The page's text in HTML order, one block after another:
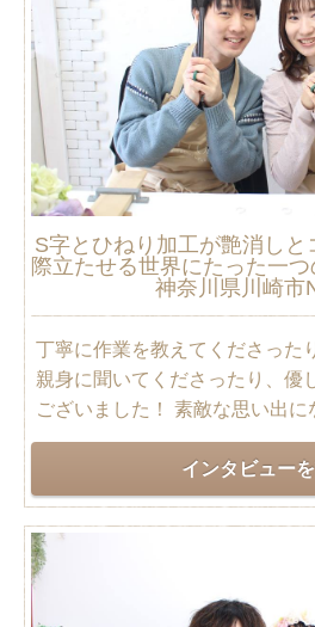
S字とひねり加工が艶消しと
際立たせる世界にたった一
神奈川県川崎市
丁寧に作業を教えてくださった
親身に聞いてくださったり、優
ございました！ 素敵な思い出に
インタビュー